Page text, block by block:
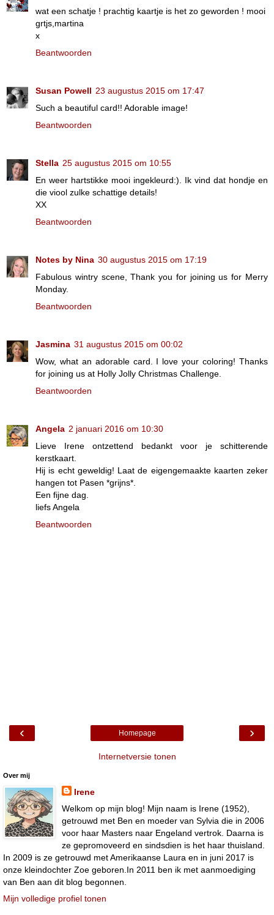
wat een schatje ! prachtig kaartje is het zo geworden ! mooi
grtjs,martina
x
Beantwoorden
Susan Powell 23 augustus 2015 om 17:47
Such a beautiful card!! Adorable image!
Beantwoorden
Stella 25 augustus 2015 om 10:55
En weer hartstikke mooi ingekleurd:). Ik vind dat hondje en
die viool zulke schattige details!
XX
Beantwoorden
Notes by Nina 30 augustus 2015 om 17:19
Fabulous wintry scene, Thank you for joining us for Merry
Monday.
Beantwoorden
Jasmina 31 augustus 2015 om 00:02
Wow, what an adorable card. I love your coloring! Thanks
for joining us at Holly Jolly Christmas Challenge.
Beantwoorden
Angela 2 januari 2016 om 10:30
Lieve Irene ontzettend bedankt voor je schitterende
kerstkaart.
Hij is echt geweldig! Laat de eigengemaakte kaarten zeker
hangen tot Pasen *grijns*.
Een fijne dag.
liefs Angela
Beantwoorden
‹ ›
Homepage
Internetversie tonen
Over mij
Irene
Welkom op mijn blog! Mijn naam is Irene (1952),
getrouwd met Ben en moeder van Sylvia die in 2006
voor haar Masters naar Engeland vertrok. Daarna is
ze gepromoveerd en sindsdien is het haar thuisland.
In 2009 is ze getrouwd met Amerikaanse Laura en in juni 2017 is
onze kleindochter Zoe geboren.In 2011 ben ik met aanmoediging
van Ben aan dit blog begonnen.
Mijn volledige profiel tonen